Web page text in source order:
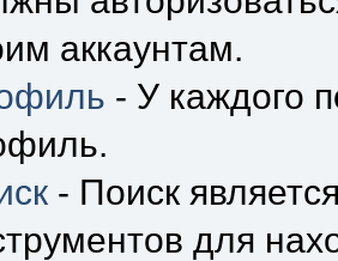
аккаунтам.
- У каждого
- Поиск
для